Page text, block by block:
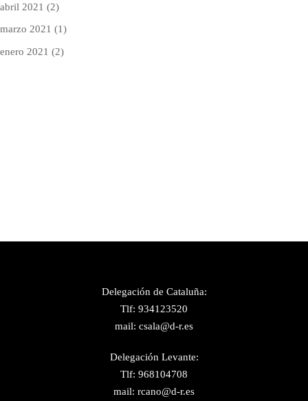
abril 2021 (2)
marzo 2021 (1)
enero 2021 (2)
Delegación de Cataluña:
Tlf: 934123520
mail: csala@d-r.es
Delegación Levante:
Tlf: 968104708
mail: rcano@d-r.es